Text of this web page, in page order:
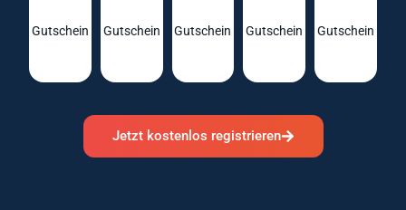
Gutschein Gutschein Gutschein Gutschein Gutschein
Jetzt kostenlos registrieren